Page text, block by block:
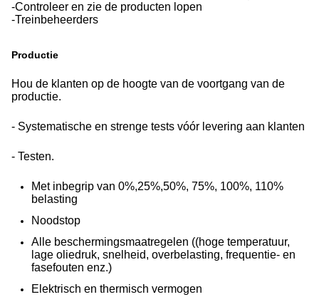
-Controleer en zie de producten lopen
-Treinbeheerders
Productie
Hou de klanten op de hoogte van de voortgang van de
productie.
- Systematische en strenge tests vóór levering aan klanten
- Testen.
Met inbegrip van 0%,25%,50%, 75%, 100%, 110%
belasting
Noodstop
Alle beschermingsmaatregelen ((hoge temperatuur,
lage oliedruk, snelheid, overbelasting, frequentie- en
fasefouten enz.)
Elektrisch en thermisch vermogen